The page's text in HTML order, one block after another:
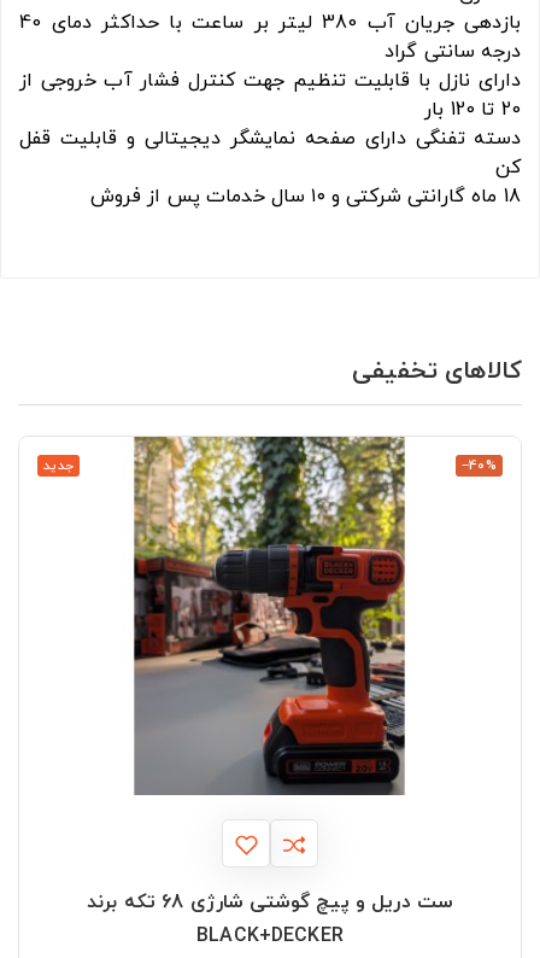
بازدهی جریان آب 380 لیتر بر ساعت با حداکثر دمای 40
درجه سانتی گراد
دارای نازل با قابلیت تنظیم جهت کنترل فشار آب خروجی از
20 تا 120 بار
دسته تفنگی دارای صفحه نمایشگر دیجیتالی و قابلیت قفل
کن
18 ماه گارانتی شرکتی و ۱۰ سال خدمات پس از فروش
کالاهای تخفیفی
جدید ‎−40%
ست دریل و پیچ گوشتی شارژی 68 تکه برند
BLACK+DECKER